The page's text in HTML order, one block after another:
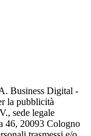
Business Digital -
la pubblicità
sede legale
46, 20093 Cologno